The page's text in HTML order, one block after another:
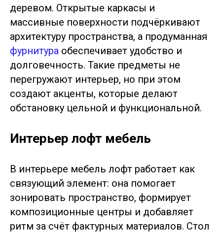
деревом. Открытые каркасы и
массивные поверхности подчёркивают
архитектуру пространства, а продуманная
фурнитура обеспечивает удобство и
долговечность. Такие предметы не
перегружают интерьер, но при этом
создают акценты, которые делают
обстановку цельной и функциональной.
Интерьер лофт мебель
В интерьере мебель лофт работает как
связующий элемент: она помогает
зонировать пространство, формирует
композиционные центры и добавляет
ритм за счёт фактурных материалов. Стол